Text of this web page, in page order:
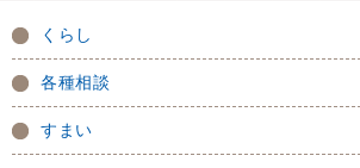
くらし
各種相談
すまい